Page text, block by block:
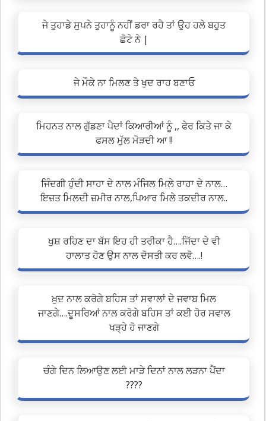
ਜੇ ਤੁਹਾਡੇ ਸੁਪਨੇ ਤੁਹਾਨੂੰ ਨਹੀਂ ਡਰਾ ਰਹੈ ਤਾਂ ਉਹ ਹਲੇ ਬਹੁਤ
ਛੋਟੇ ਨੇ |
ਜੇ ਮੌਕੇ ਨਾ ਮਿਲਣ ਤੇ ਖੁਦ ਰਾਹ ਬਣਾਓ
ਮਿਹਨਤ ਨਾਲ ਗੁੱਡਣਾ ਪੈਦਾਂ ਕਿਆਰੀਆਂ ਨੂੰ ,, ਫੇਰ ਕਿਤੇ ਜਾ ਕੇ
ਫਸਲ ਮੁੱਲ ਮੋੜਦੀ ਆ !!
ਜਿੰਦਗੀ ਹੁੰਦੀ ਸਾਹਾ ਦੇ ਨਾਲ ਮੰਜਿਲ ਮਿਲੇ ਰਾਹਾ ਦੇ ਨਾਲ…
ਇਜ਼ਤ ਮਿਲਦੀ ਜ਼ਮੀਰ ਨਾਲ,ਪਿਆਰ ਮਿਲੇ ਤਕਦੀਰ ਨਾਲ..
ਖੁਸ਼ ਰਹਿਣ ਦਾ ਬੱਸ ਇਹ ਹੀ ਤਰੀਕਾ ਹੈ….ਜਿੱਦਾ ਦੇ ਵੀ
ਹਾਲਾਤ ਹੋਣ ਉਸ ਨਾਲ ਦੋਸਤੀ ਕਰ ਲਵੋ….!
ਖ਼ੁਦ ਨਾਲ ਕਰੋਗੇ ਬਹਿਸ ਤਾਂ ਸਵਾਲਾਂ ਦੇ ਜਵਾਬ ਮਿਲ
ਜਾਣਗੇ….ਦੂਸਰਿਆਂ ਨਾਲ ਕਰੋਗੇ ਬਹਿਸ ਤਾਂ ਕਈ ਹੋਰ ਸਵਾਲ
ਖੜ੍ਹੇ ਹੋ ਜਾਣਗੇ
ਚੰਗੇ ਦਿਨ ਲਿਆਉਣ ਲਈ ਮਾੜੇ ਦਿਨਾਂ ਨਾਲ ਲੜਨਾ ਪੈਂਦਾ
????